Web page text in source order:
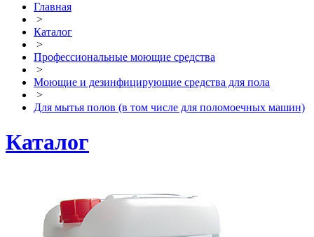
Главная
>
Каталог
>
Профессиональные моющие средства
>
Моющие и дезинфицирующие средства для пола
>
Для мытья полов (в том числе для поломоечных машин)
Каталог